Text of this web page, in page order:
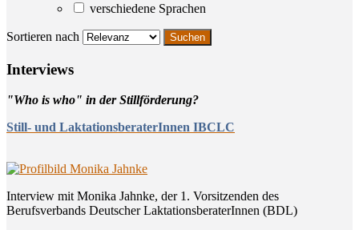
verschiedene Sprachen
Sortieren nach
Inter­views
"Who is who" in der Stillförderung?
Still- und LaktationsberaterInnen IBCLC
Interview mit Monika Jahnke, der 1. Vorsitzenden des
Berufsverbands Deutscher LaktationsberaterInnen (BDL)